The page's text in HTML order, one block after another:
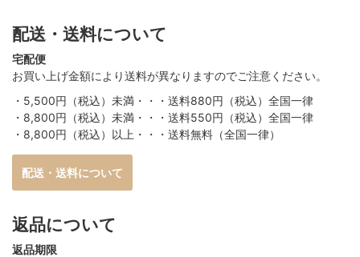
配送・送料について
宅配便
お買い上げ金額により送料が異なりますのでご注意ください。
・5,500円（税込）未満・・・送料880円（税込）全国一律
・8,800円（税込）未満・・・送料550円（税込）全国一律
・8,800円（税込）以上・・・送料無料（全国一律）
配送・送料について
返品について
返品期限